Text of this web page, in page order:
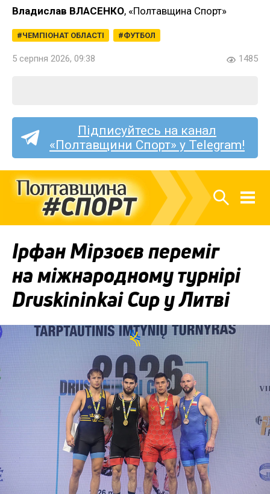
Владислав ВЛАСЕНКО, «Полтавщина Спорт»
ЧЕМПІОНАТ ОБЛАСТІ ФУТБОЛ
5 серпня 2026, 09:38 1485
Підписуйтесь на канал
«Полтавщини Спорт» у Telegram!
Ірфан Мірзоєв переміг
на міжнародному турнірі
Druskininkai Cup у Литві